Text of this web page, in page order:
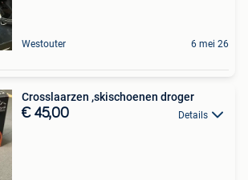
Westouter 6 mei 26
Crosslaarzen ,skischoenen droger
€ 45,00 Details